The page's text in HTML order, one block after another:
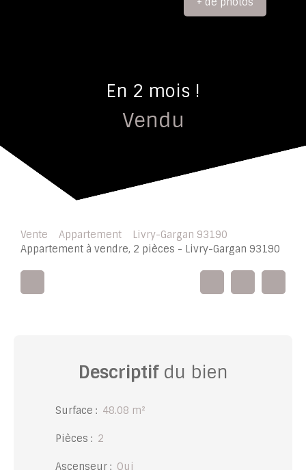
En 2 mois !
Vendu
Vente Appartement
Livry-Gargan 93190
Appartement à vendre, 2 pièces - Livry-Gargan 93190
Descriptifdu bien
Surface : 48.08 m²
Pièces : 2
Ascenseur : Oui